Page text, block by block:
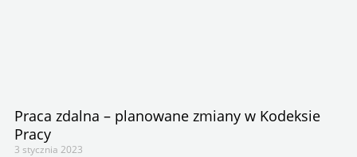
Praca zdalna – planowane zmiany w Kodeksie
Pracy
3 stycznia 2023